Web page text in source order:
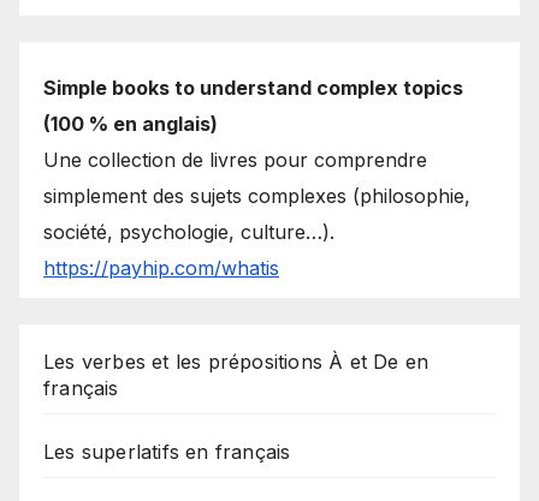
Simple books to understand complex topics
(100 % en anglais)
Une collection de livres pour comprendre
simplement des sujets complexes (philosophie,
société, psychologie, culture…).
https://payhip.com/whatis
Les verbes et les prépositions À et De en
français
Les superlatifs en français